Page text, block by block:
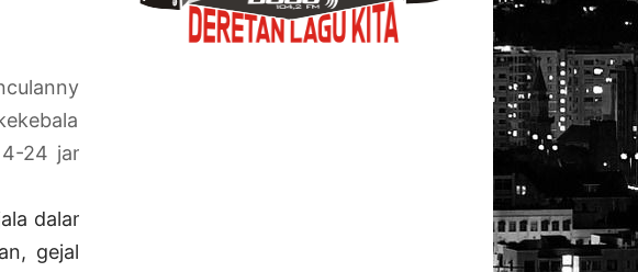
24 jam
dalam
gejala